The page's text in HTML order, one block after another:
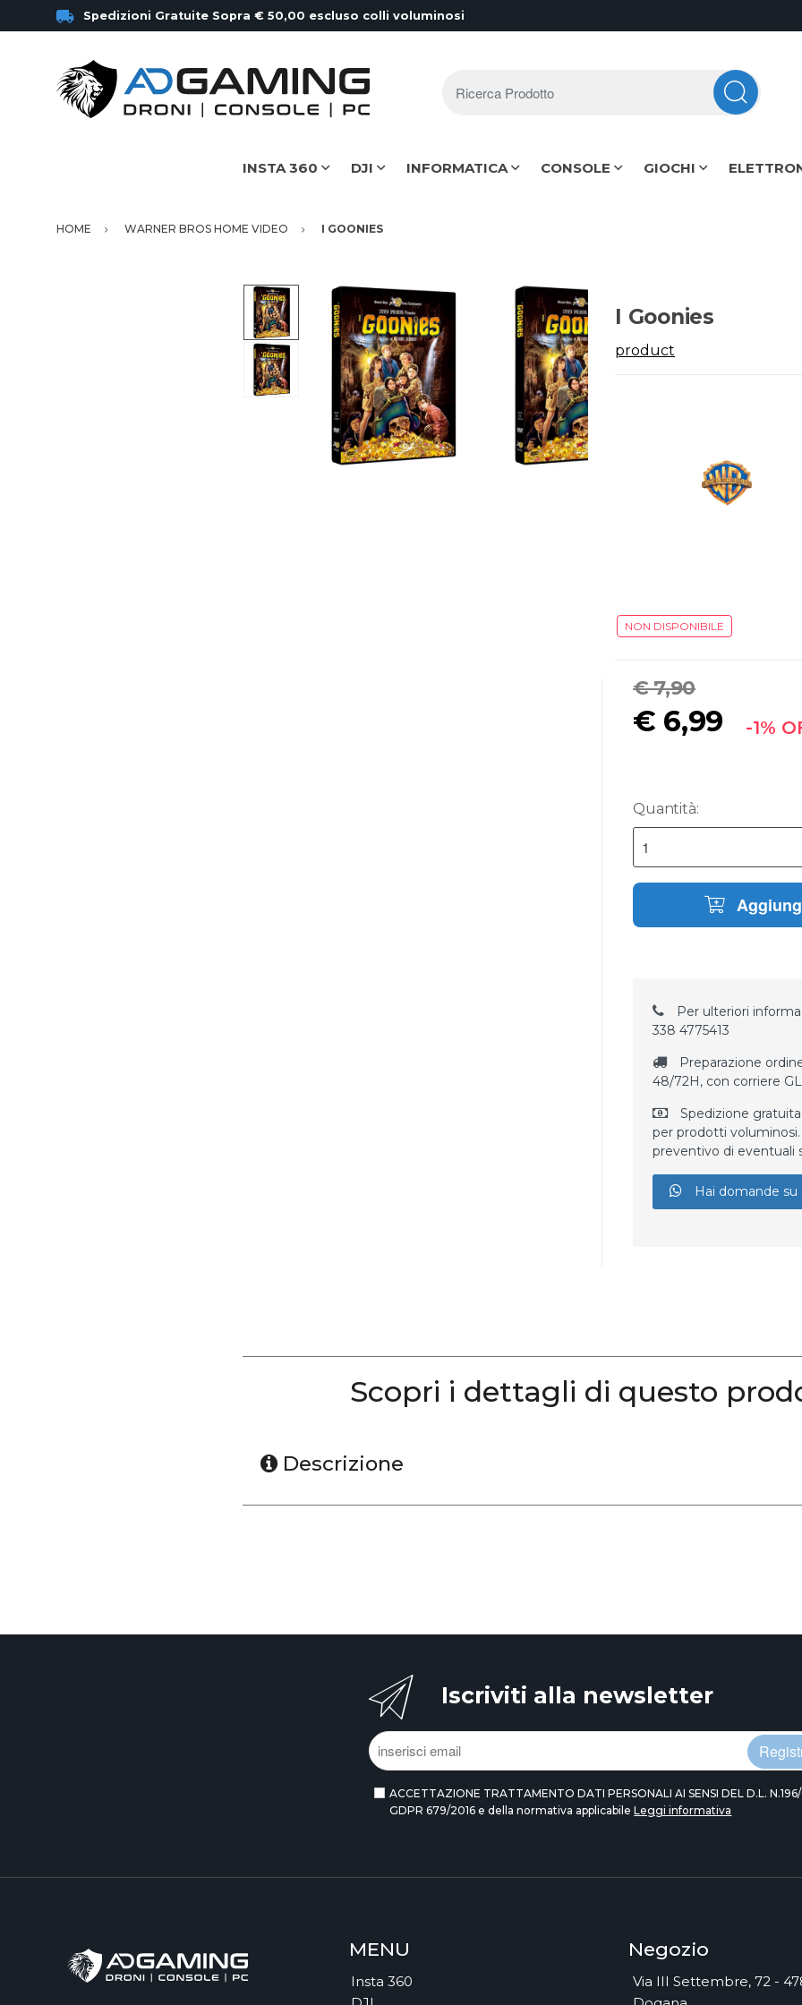
Spedizioni Gratuite Sopra € 50,00 escluso colli voluminosi
INSTA 360 DJI INFORMATICA CONSOLE GIOCHI
HOME WARNER BROS HOME VIDEO I GOONIES
I Goonies
product
NON DISPONIBILE
€ 7,90
€ 6,99 -1%
Quantità:
Per ulteriori
338 4775413
Preparazione
48/72H, con corriere
Spedizione
per prodotti
preventivo di eventuali
Hai domande
Scopri i dettagli di questo
Descrizione
Iscriviti alla newsletter
ACCETTAZIONE TRATTAMENTO DATI PERSONALI AI SENSI DEL D.L.
GDPR 679/2016 e della normativa applicabileLeggi informativa
MENU
Insta 360
Negozio
Via III Settembre, 72 -